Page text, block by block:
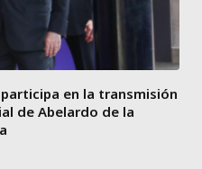
en la transmisión
de Abelardo de la